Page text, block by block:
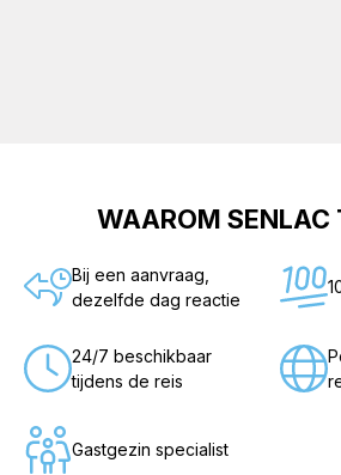
WAAROM SENLAC
Bij een aanvraag,
dezelfde dag reactie
24/7 beschikbaar
tijdens de reis
Gastgezin specialist